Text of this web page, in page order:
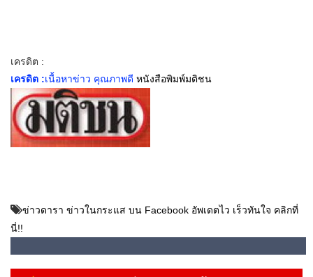
เครดิต :
เครดิต :เนื้อหาข่าว คุณภาพดี หนังสือพิมพ์มติชน
ข่าวดารา ข่าวในกระแส บน Facebook อัพเดตไว เร็วทันใจ คลิกที่
นี่!!